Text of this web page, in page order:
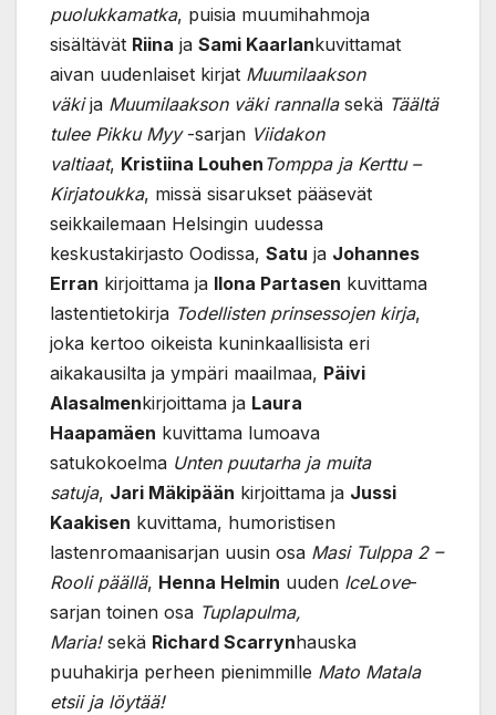
puolukkamatka, puisia muumihahmoja
sisältävät Riina ja Sami Kaarlankuvittamat
aivan uudenlaiset kirjat Muumilaakson
väkija Muumilaakson väki rannallasekä Täältä
tulee Pikku Myy-sarjan Viidakon
valtiaat, Kristiina Louhen Tomppa ja Kerttu –
Kirjatoukka, missä sisarukset pääsevät
seikkailemaan Helsingin uudessa
keskustakirjasto Oodissa, Satu ja Johannes
Erran kirjoittama ja Ilona Partasen kuvittama
lastentietokirja Todellisten prinsessojen kirja,
joka kertoo oikeista kuninkaallisista eri
aikakausilta ja ympäri maailmaa, Päivi
Alasalmenkirjoittama ja Laura
Haapamäen kuvittama lumoava
satukokoelma Unten puutarha ja muita
satuja, Jari Mäkipään kirjoittama ja Jussi
Kaakisen kuvittama, humoristisen
lastenromaanisarjan uusin osa Masi Tulppa 2 –
Rooli päällä, Henna Helmin uuden IceLove-
sarjan toinen osa Tuplapulma,
Maria!sekä Richard Scarrynhauska
puuhakirja perheen pienimmille Mato Matala
etsii ja löytää!